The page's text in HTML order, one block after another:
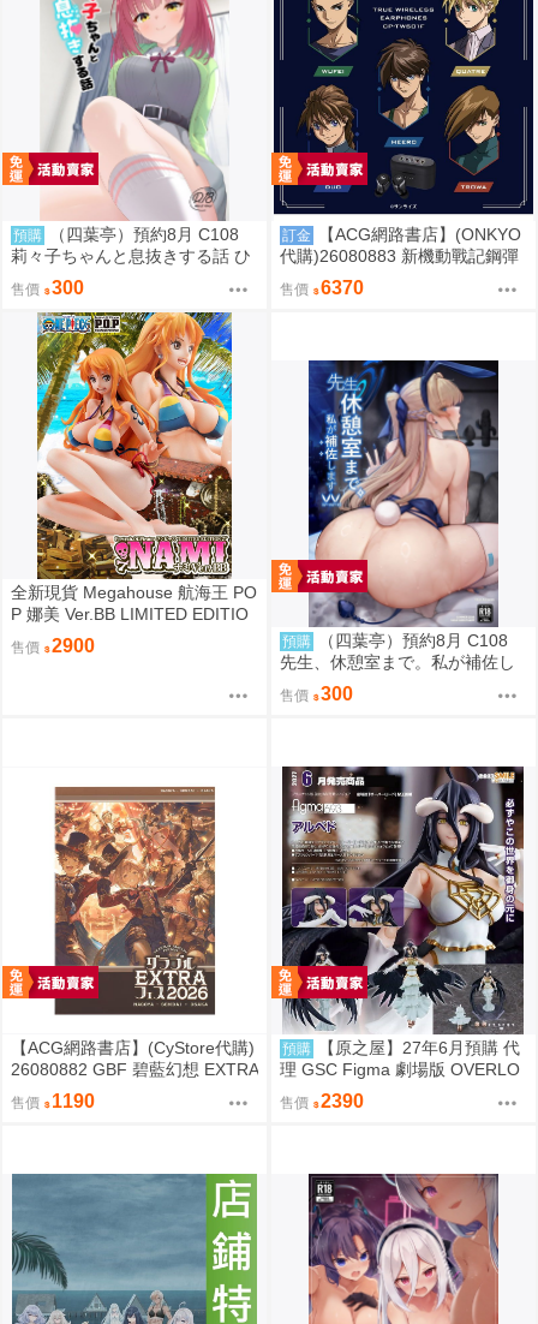
預購
（四葉亭）預約8月 C108
莉々子ちゃんと息抜きする話 ひ
ろっち
售價 300
訂金
【ACG網路書店】(ONKYO
代購)26080883 新機動戰記鋼彈
W 聯名耳機 CP-TWS01F
售價 6370
全新現貨 Megahouse 航海王 PO
P 娜美 Ver.BB LIMITED EDITIO
N PVC
售價 2900 預購
（四葉亭）預約8月 C108
先生、休憩室まで。私が補佐し
ますVV かのぱん
售價 300
【ACG網路書店】(CyStore代購)
26080882 GBF 碧藍幻想 EXTRA
Fes 2026 場刊 附:序號
售價 1190
預購
【原之屋】27年6月預購 代
理 GSC Figma 劇場版 OVERLO
RD 聖王國篇 雅兒貝德 0918
售價 2390